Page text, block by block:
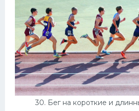
30. Бег на короткие и